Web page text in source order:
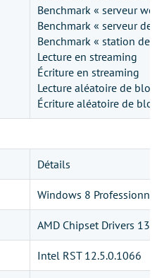
Benchmark « serveur
Benchmark « serveur
Benchmark « station de
Lecture en streaming
Écriture en streaming
Lecture aléatoire de
Écriture aléatoire de
Détails
Windows 8
AMD Chipset Drivers
Intel RST 12.​5.​0.​1066